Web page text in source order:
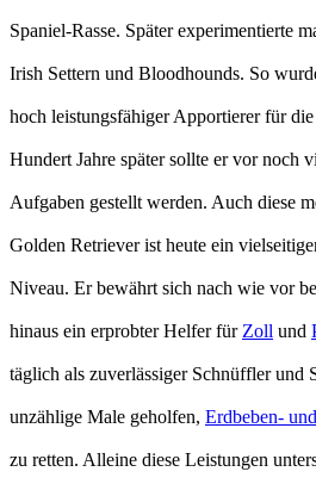
Spaniel-Rasse. Später experimentierte
Irish Settern und Bloodhounds. So
hoch leistungsfähiger Apportierer für
Hundert Jahre später sollte er vor noch
Aufgaben gestellt werden. Auch diese
Golden Retriever ist heute ein
Niveau. Er bewährt sich nach wie vor
hinaus ein erprobter Helfer für Zoll und
täglich als zuverlässiger Schnüffler und
unzählige Male geholfen, Erdbeben-
zu retten. Alleine diese Leistungen